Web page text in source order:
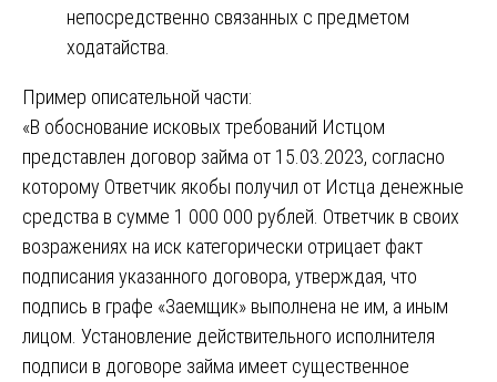
непосредственно связанных с предметом
ходатайства.
Пример описательной части:
«В обоснование исковых требований Истцом
представлен договор займа от 15.03.2023, согласно
которому Ответчик якобы получил от Истца денежные
средства в сумме 1 000 000 рублей. Ответчик в своих
возражениях на иск категорически отрицает факт
подписания указанного договора, утверждая, что
подпись в графе «Заемщик» выполнена не им, а иным
лицом. Установление действительного исполнителя
подписи в договоре займа имеет существенное